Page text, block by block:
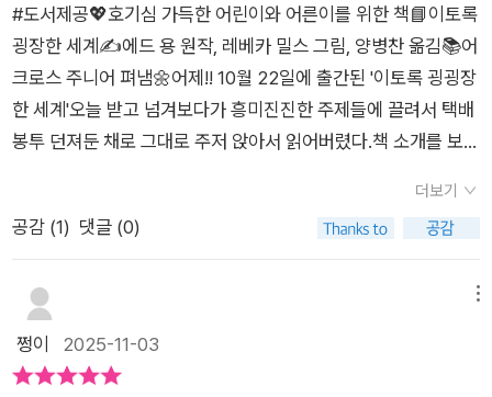
게 완전한 침묵처럼 여겨지는 것에서 소리를 듣고, 완전한 어둠처
럼 보이는 것에서 색깔을 보고, 완전한 고요처럼 느껴지는 것에서
진동을 감지할 수 있는 동물이 있다면 어떨까. 수많은 생물이 동
일한 물리적 공간에 존재하면서도 완전히 다른 환경세계를 가질
수 있다는 것은 놀라운 일이다. 에드 용은 그 놀라운 세계를 생생
하게 경험하도록 해준다. 우리는 인간의 감각을 통해 동물의 감각
을 해석한다. 그래서 우리는 동반자인 동물들을 배려하지 않고 환
를 기울이면 어디에서도 얻을 수 없는 색다른 경험을 하게 된다.
동물의 감각은 대부분 여전히 미스터리이고, 놀랍도록 새로운 세
부 감각과 때로는 완전히 새로운 감각까지 하루가 멀다 하고 밝혀
지고 있다. 게다가 기본적인 감각인 시각, 청각, 후각, 미각, 촉각
#도서제공💖호기심 가득한 어린이와 어른이를 위한 책📘이토록
굉장한 세계✍️에드 용 원작, 레베카 밀스 그림, 양병찬 옮김📚어
크로스 주니어 펴냄🌼어제!! 10월 22일에 출간된 '이토록 굉굉장
한 세계'오늘 받고 넘겨보다가 흥미진진한 주제들에 끌려서 택배
봉투 던져둔 채로 그대로 주저 앉아서 읽어버렸다.책 소개를 보았
이런... 아니다!!초등 조카들뿐만 아니라중딩 딸아이, 고등 큰 아
이에게도 권해주고 싶은 책이다.'방안에 당신과 여러 동물이 함께
계'에는 여러 감각 기관의 작동 원리와 세계를 인식하는 원리가
함께 담겨 있다.특히 '동물의 통증 이해하기' 부분이 굉장히 인상
깊었다.시각이나 청각을 연구하는 이들은 동물에게 시청각 자극
더보기
공감 (1) 댓글 (0)
쩡이 2025-11-03